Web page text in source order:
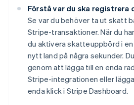
Förstå var du ska registrera
Se var du behöver ta ut skatt
Stripe-transaktioner. När du
du aktivera skatteuppbörd i
nytt land på några sekunder.
genom att lägga till en enda
Stripe-integrationen eller
enda klick i Stripe Dashboard.